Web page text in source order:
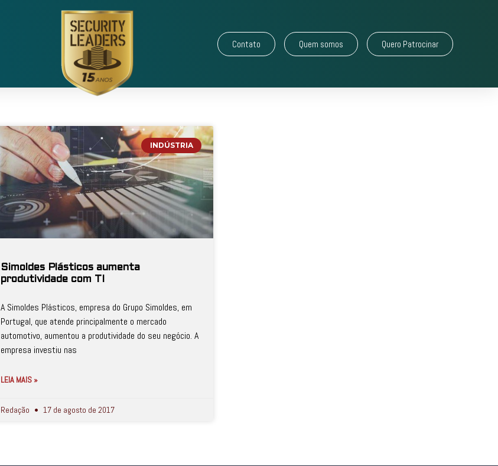
Contato Quem somos Quero Patrocinar
INDÚSTRIA
Simoldes Plásticos aumenta
produtividade com TI
A Simoldes Plásticos, empresa do Grupo Simoldes, em
Portugal, que atende principalmente o mercado
automotivo, aumentou a produtividade do seu negócio. A
empresa investiu nas
LEIA MAIS »
Redação 17 de agosto de 2017